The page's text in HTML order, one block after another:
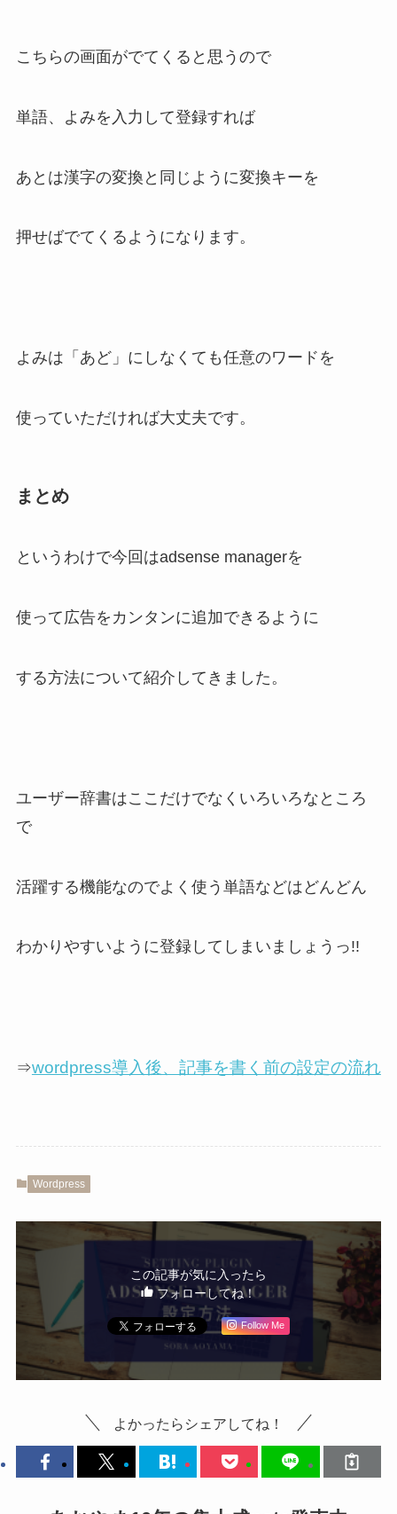
こちらの画面がでてくると思うので
単語、よみを入力して登録すれば
あとは漢字の変換と同じように変換キーを
押せばでてくるようになります。
よみは「あど」にしなくても任意のワードを
使っていただければ大丈夫です。
まとめ
というわけで今回はadsense managerを
使って広告をカンタンに追加できるように
する方法について紹介してきました。
ユーザー辞書はここだけでなくいろいろなところ
で
活躍する機能なのでよく使う単語などはどんどん
わかりやすいように登録してしまいましょうっ!!
⇒wordpress導入後、記事を書く前の設定の流れ
Wordpress
この記事が気に入ったら
フォローしてね！
Follow Me
よかったらシェアしてね！